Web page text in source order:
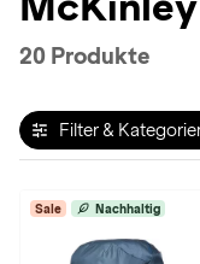
h
c
20 Produkte
Filter &
Sale Nachhaltig